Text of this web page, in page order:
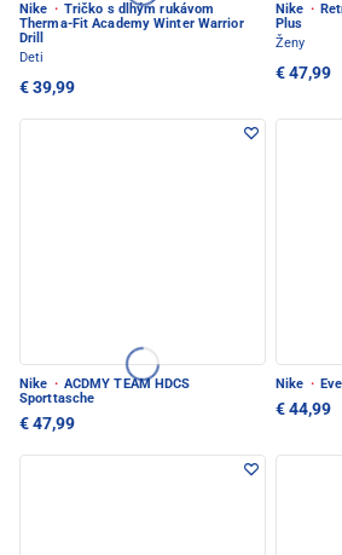
Nike · Tričko s dlhým rukávom
Therma-Fit Academy Winter Warrior
Drill
Deti
€ 39,99
Nike ·
Plus
Ženy
€ 47,99
Nike · ACDMY TEAM HDCS
Sporttasche
€ 47,99
Nike ·
€ 44,99